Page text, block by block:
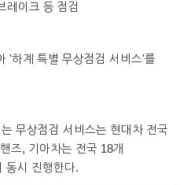
레이크 등 점검
'하계 특별 무상점검 서비스'를
무상점검 서비스는 현대차 전국
즈, 기아차는 전국 18개
동시 진행한다.